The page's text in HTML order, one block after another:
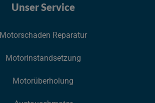
Unser Service
Motorschaden Reparatur
Motorinstandsetzung
Motorüberholung